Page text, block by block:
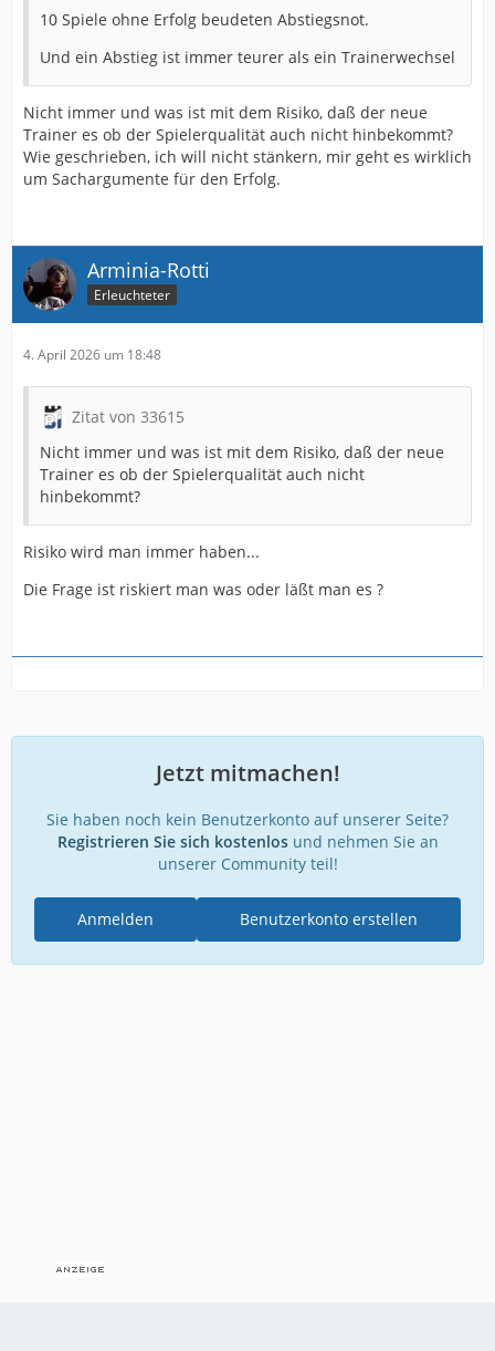
10 Spiele ohne Erfolg beudeten Abstiegsnot.
Und ein Abstieg ist immer teurer als ein Trainerwechsel
Nicht immer und was ist mit dem Risiko, daß der neue
Trainer es ob der Spielerqualität auch nicht hinbekommt?
Wie geschrieben, ich will nicht stänkern, mir geht es wirklich
um Sachargumente für den Erfolg.
Arminia-Rotti
Erleuchteter
4. April 2026 um 18:48
Zitat von 33615
Nicht immer und was ist mit dem Risiko, daß der neue
Trainer es ob der Spielerqualität auch nicht
hinbekommt?
Risiko wird man immer haben...
Die Frage ist riskiert man was oder läßt man es ?
Jetzt mitmachen!
Sie haben noch kein Benutzerkonto auf unserer Seite?
Registrieren Sie sich kostenlosund nehmen Sie an
unserer Community teil!
Benutzerkonto erstellen
Anmelden